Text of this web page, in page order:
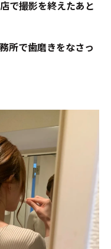
で撮影を終えたあと
所で歯磨きをなさっ